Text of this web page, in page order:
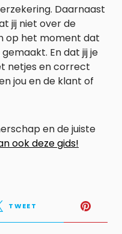
Daarnaast
jij niet over de
op het moment dat
En dat jij je
netjes en correct
jou en de klant of
en de juiste
ook deze gids!
TWEET